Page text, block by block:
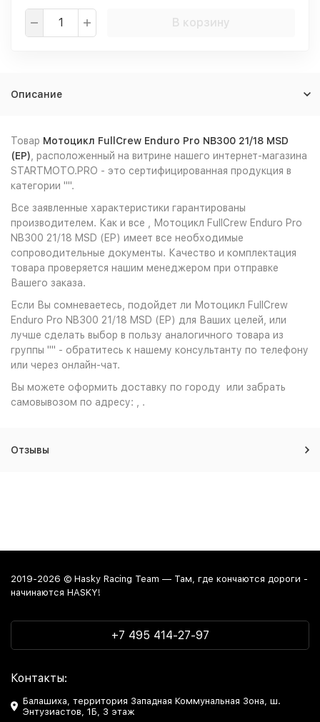
В корзину
Описание
Товар Мотоцикл FullCrew Enduro Pro NB300 21/18 MSD
(EP) , расположенный на витрине нашего интернет-магазина
STARTMOTO.PRO - это сертифицированная продукция в
категории "".
Все заявленные характеристики гарантированы
производителем. Как и все , Мотоцикл FullCrew Enduro Pro
NB300 21/18 MSD (EP) имеет все необходимые
сопроводительные документы. Качество и комплектация
товара проверяется нашим менеджером при отправке
Вашего заказа.
Если Вы сомневаетесь, подойдет ли Мотоцикл FullCrew
Enduro Pro NB300 21/18 MSD (EP) для Ваших целей, или
лучше сделать выбор в пользу аналогичного товара из
группы "" - обратитесь к нашему консультанту по телефону
или через онлайн-чат.
Вы можете оформить доставку по городу или забрать
самовывозом по адресу: , .
Отзывы
2019-2026 © Hasky Racing Team — Там, где кончаются дороги -
начинаются HASKY!
+7 495 414-27-97
Контакты:
Балашиха, территория Западная Коммунальная Зона, ш.
Энтузиастов, 1Б, 3 этаж